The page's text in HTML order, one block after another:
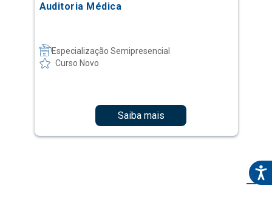
Auditoria Médica
Especialização Semipresencial
Curso Novo
Saiba mais
1